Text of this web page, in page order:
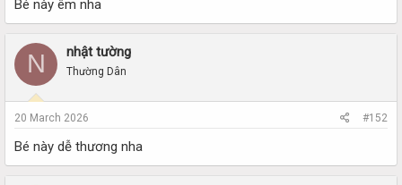
Bé này êm nha
N nhật tường
Thường Dân
20 March 2026 #152
Bé này dễ thương nha